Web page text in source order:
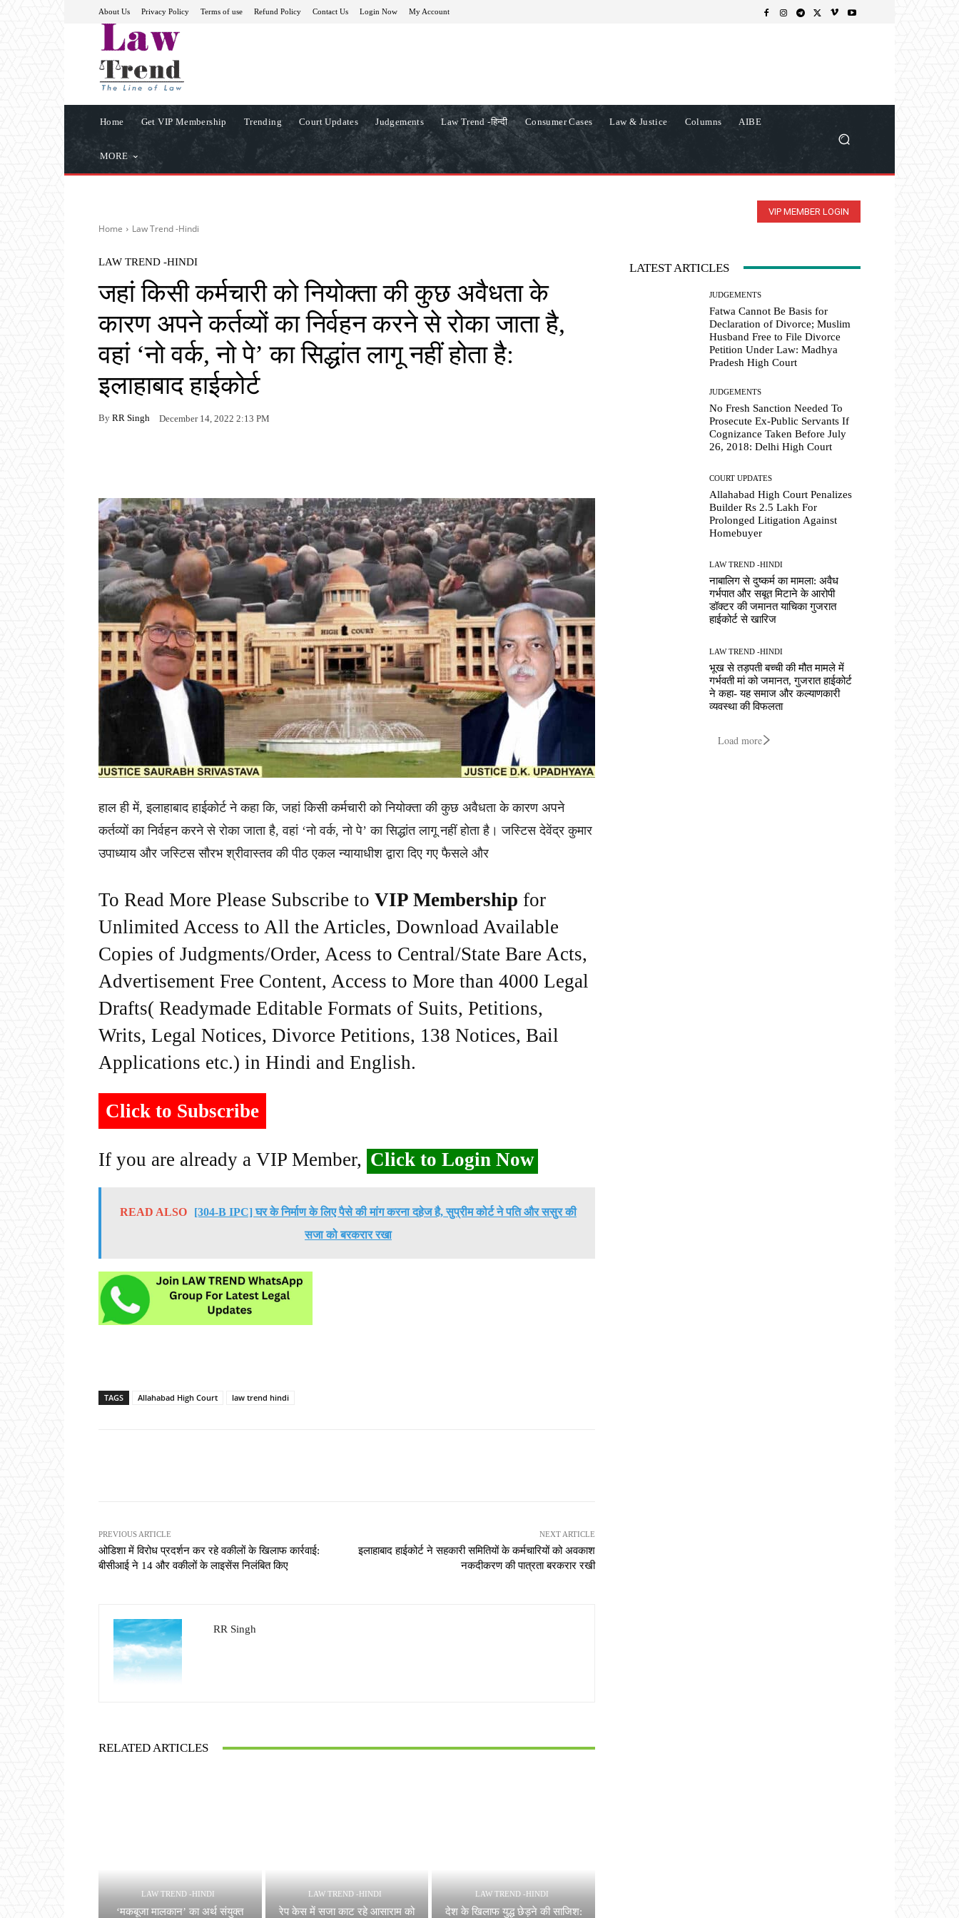
About Us Privacy Policy Terms of use Refund Policy Contact Us Login Now My Account
Home Get VIP Membership Trending Court Updates Judgements Law Trend -हिन्दी Consumer Cases Law & Justice Columns AIBE
MORE
VIP MEMBER LOGIN
Home Law Trend -Hindi
LAW TREND -HINDI
जहां किसी कर्मचारी को नियोक्ता की कुछ अवैधता के
कारण अपने कर्तव्यों का निर्वहन करने से रोका जाता है,
वहां ‘नो वर्क, नो पे’ का सिद्धांत लागू नहीं होता है:
इलाहाबाद हाईकोर्ट
By RR Singh December 14, 2022 2:13 PM
हाल ही में, इलाहाबाद हाईकोर्ट ने कहा कि, जहां किसी कर्मचारी को नियोक्ता की कुछ अवैधता के कारण अपने
कर्तव्यों का निर्वहन करने से रोका जाता है, वहां ‘नो वर्क, नो पे’ का सिद्धांत लागू नहीं होता है। जस्टिस देवेंद्र कुमार
उपाध्याय और जस्टिस सौरभ श्रीवास्तव की पीठ एकल न्यायाधीश द्वारा दिए गए फैसले और
To Read More Please Subscribe to VIP Membership for
Unlimited Access to All the Articles, Download Available
Copies of Judgments/Order, Acess to Central/State Bare Acts,
Advertisement Free Content, Access to More than 4000 Legal
Drafts( Readymade Editable Formats of Suits, Petitions,
Writs, Legal Notices, Divorce Petitions, 138 Notices, Bail
Applications etc.) in Hindi and English.
Click to Subscribe
If you are already a VIP Member, Click to Login Now
READ ALSO
[304-B IPC] घर के निर्माण के लिए पैसे की मांग करना दहेज है, सुप्रीम कोर्ट ने पति और ससुर की
सजा को बरकरार रखा
TAGS Allahabad High Court law trend hindi
PREVIOUS ARTICLE
ओडिशा में विरोध प्रदर्शन कर रहे वकीलों के खिलाफ कार्रवाई:
बीसीआई ने 14 और वकीलों के लाइसेंस निलंबित किए
NEXT ARTICLE
इलाहाबाद हाईकोर्ट ने सहकारी समितियों के कर्मचारियों को अवकाश
नकदीकरण की पात्रता बरकरार रखी
RR Singh
RELATED ARTICLES
LAW TREND -HINDI
‘मकबूजा मालकान’ का अर्थ संयुक्त
LAW TREND -HINDI
रेप केस में सजा काट रहे आसाराम को
LAW TREND -HINDI
देश के खिलाफ युद्ध छेड़ने की साजिश:
LATEST ARTICLES
JUDGEMENTS
Fatwa Cannot Be Basis for
Declaration of Divorce; Muslim
Husband Free to File Divorce
Petition Under Law: Madhya
Pradesh High Court
JUDGEMENTS
No Fresh Sanction Needed To
Prosecute Ex-Public Servants If
Cognizance Taken Before July
26, 2018: Delhi High Court
COURT UPDATES
Allahabad High Court Penalizes
Builder Rs 2.5 Lakh For
Prolonged Litigation Against
Homebuyer
LAW TREND -HINDI
नाबालिग से दुष्कर्म का मामला: अवैध
गर्भपात और सबूत मिटाने के आरोपी
डॉक्टर की जमानत याचिका गुजरात
हाईकोर्ट से खारिज
LAW TREND -HINDI
भूख से तड़पती बच्ची की मौत मामले में
गर्भवती मां को जमानत, गुजरात हाईकोर्ट
ने कहा- यह समाज और कल्याणकारी
व्यवस्था की विफलता
Load more